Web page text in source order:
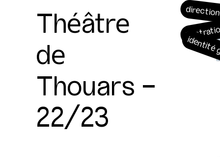
Théâtre
de
Thouars -
22/23